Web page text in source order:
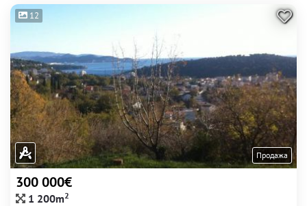
12
Продажа
300 000€
1 200m2